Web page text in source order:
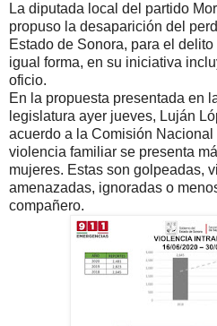
La diputada local del partido
propuso la desaparición del
Estado de Sonora, para el
igual forma, en su iniciativa
oficio.
En la propuesta presentada en
legislatura ayer jueves, Luján
acuerdo a la Comisión
violencia familiar se presenta
mujeres. Estas son golpeadas,
amenazadas, ignoradas o
compañero.